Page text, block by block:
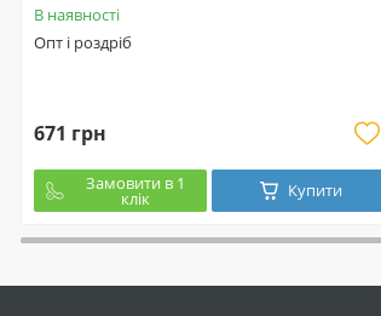
В наявності
Опт і роздріб
671 грн
Замовити в 1
клік Купити